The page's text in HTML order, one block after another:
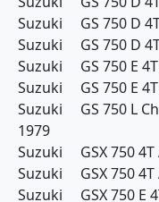
Suzuki GS 750 D
Suzuki GS 750 D
Suzuki GS 750 E
Suzuki GS 750 E
Suzuki GS 750 L
1979
Suzuki GSX 750
Suzuki GSX 750
Suzuki GSX 750